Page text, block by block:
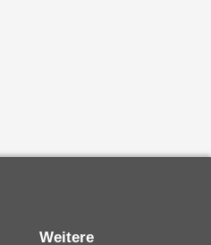
Weitere